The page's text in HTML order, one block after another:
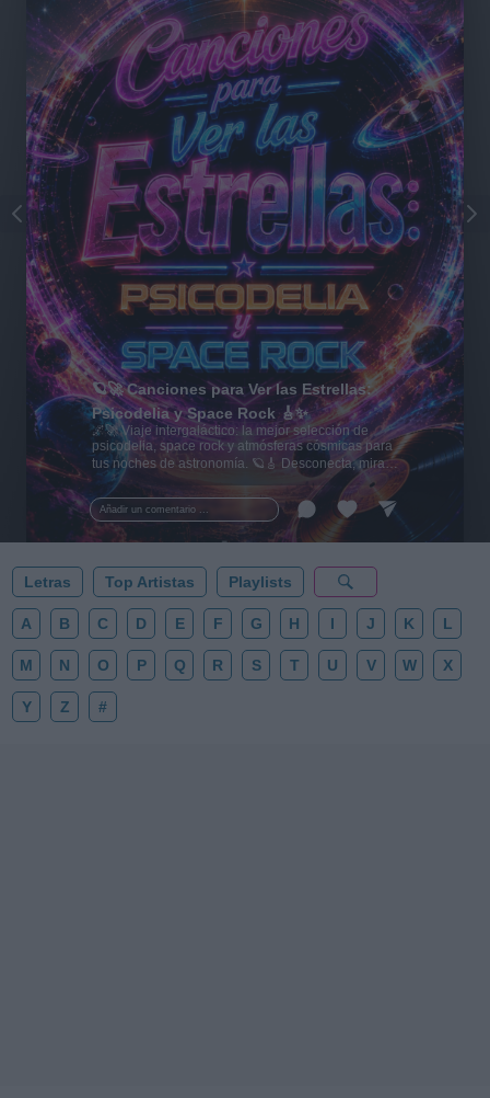
Añadir un comentario ...
🪐🚀 Canciones para Ver las Estrellas:
Psicodelia y Space Rock 🎸✨
🌌🚀 Viaje intergaláctico: la mejor selección de
psicodelia, space rock y atmósferas cósmicas para
tus noches de astronomía. 🪐🎸 Desconecta, mira
al firmamento y siente la gravedad cero. 💾 ¡Guarda
esta colección para tu próxima noche estrellada!
✨⭐
Letras Top Artistas Playlists
A B C D E F G H I J K L
M N O P Q R S T U V W X
Y Z #